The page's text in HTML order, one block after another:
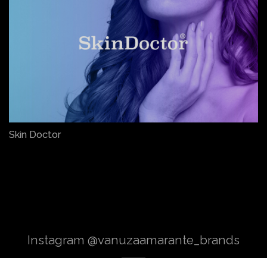
Skin Doctor
Instagram @vanuzaamarante_brands